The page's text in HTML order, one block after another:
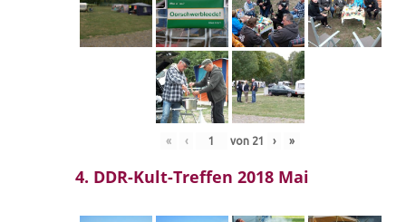
« ‹ von 21 › »
4. DDR-Kult-Treffen 2018 Mai